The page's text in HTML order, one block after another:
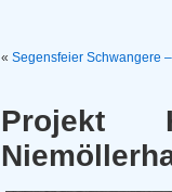
« Segensfeier Schwangere
Projekt